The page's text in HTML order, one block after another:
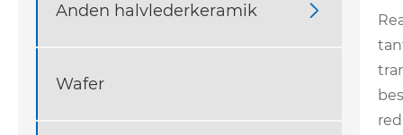
Anden halvlederkeramik 
Wafer